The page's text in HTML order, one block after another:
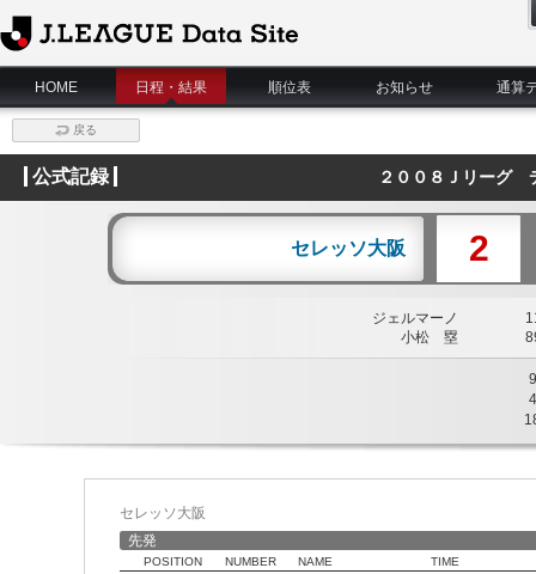
J.League Data Site
HOME
日程・結果 順位表 お知らせ 通算
戻る
公式記録 ２００８Ｊリーグ
セレッソ大阪 2
ジェルマーノ
小松 塁
9
4
セレッソ大阪
先発
POSITION NUMBER NAME TIME